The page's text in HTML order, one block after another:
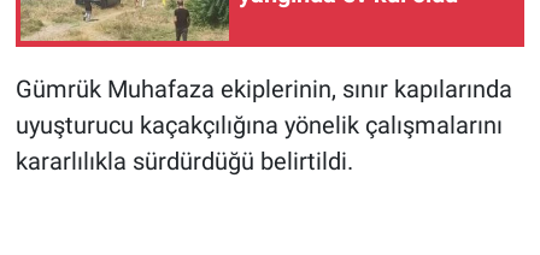
Gümrük Muhafaza ekiplerinin, sınır kapılarında
uyuşturucu kaçakçılığına yönelik çalışmalarını
kararlılıkla sürdürdüğü belirtildi.